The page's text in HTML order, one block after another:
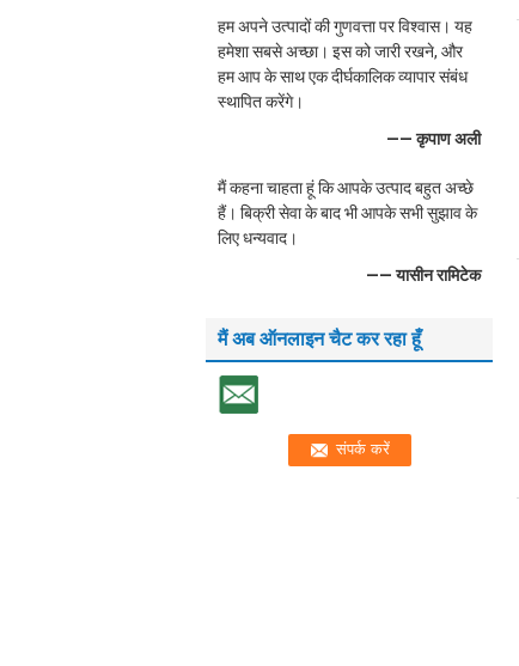
हम अपने उत्पादों की गुणवत्ता पर विश्वास। यह
हमेशा सबसे अच्छा। इस को जारी रखने, और
हम आप के साथ एक दीर्घकालिक व्यापार संबंध
स्थापित करेंगे।
—— कृपाण अली
मैं कहना चाहता हूं कि आपके उत्पाद बहुत अच्छे
हैं। बिक्री सेवा के बाद भी आपके सभी सुझाव के
लिए धन्यवाद।
—— यासीन रामिटेक
मैं अब ऑनलाइन चैट कर रहा हूँ